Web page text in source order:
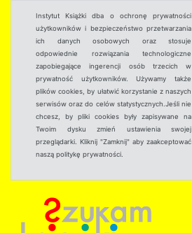
Instytut Książki dba o ochronę prywatności
użytkowników i bezpieczeństwo przetwarzania
ich danych osobowych oraz stosuje
odpowiednie rozwiązania technologiczne
zapobiegające ingerencji osób trzecich w
prywatność użytkowników. Używamy także
plików cookies, by ułatwić korzystanie z naszych
serwisów oraz do celów statystycznych.Jeśli nie
chcesz, by pliki cookies były zapisywane na
Twoim dysku zmień ustawienia swojej
przeglądarki. Kliknij "Zamknij" aby zaakceptować
naszą politykę prywatności.